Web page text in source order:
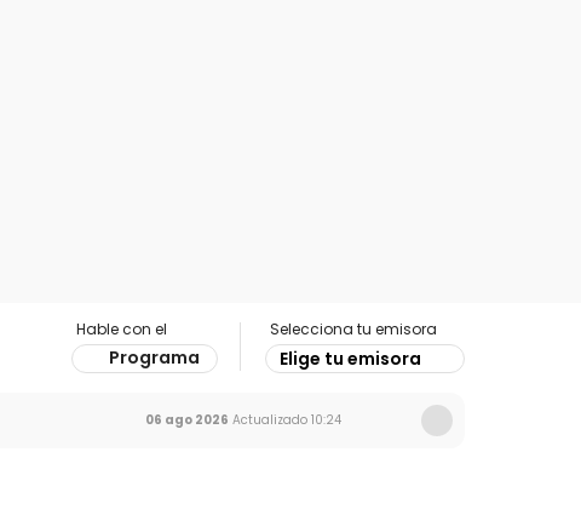
Hable con el
Programa
Selecciona tu emisora
Elige tu emisora
06 ago 2026 Actualizado 10:24